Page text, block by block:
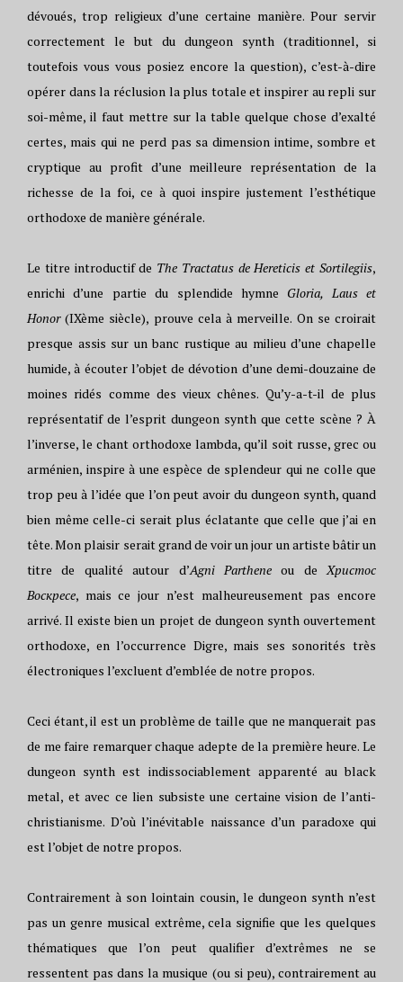
dévoués, trop religieux d’une certaine manière. Pour servir
correctement le but du dungeon synth (traditionnel, si
toutefois vous vous posiez encore la question), c’est-à-dire
opérer dans la réclusion la plus totale et inspirer au repli sur
soi-même, il faut mettre sur la table quelque chose d’exalté
certes, mais qui ne perd pas sa dimension intime, sombre et
cryptique au profit d’une meilleure représentation de la
richesse de la foi, ce à quoi inspire justement l’esthétique
orthodoxe de manière générale.
Le titre introductif de The Tractatus de Hereticis et Sortilegiis,
enrichi d’une partie du splendide hymne Gloria, Laus et
Honor(IXème siècle), prouve cela à merveille. On se croirait
presque assis sur un banc rustique au milieu d’une chapelle
humide, à écouter l’objet de dévotion d’une demi-douzaine de
moines ridés comme des vieux chênes. Qu’y-a-t-il de plus
représentatif de l’esprit dungeon synth que cette scène ? À
l’inverse, le chant orthodoxe lambda, qu’il soit russe, grec ou
arménien, inspire à une espèce de splendeur qui ne colle que
trop peu à l’idée que l’on peut avoir du dungeon synth, quand
bien même celle-ci serait plus éclatante que celle que j’ai en
tête. Mon plaisir serait grand de voir un jour un artiste bâtir un
titre de qualité autour d’Agni Partheneou deХристос
Воскресе, mais ce jour n’est malheureusement pas encore
arrivé. Il existe bien un projet de dungeon synth ouvertement
orthodoxe, en l’occurrence Digre, mais ses sonorités très
électroniques l’excluent d’emblée de notre propos.
Ceci étant, il est un problème de taille que ne manquerait pas
de me faire remarquer chaque adepte de la première heure. Le
dungeon synth est indissociablement apparenté au black
metal, et avec ce lien subsiste une certaine vision de l’anti-
christianisme. D’où l’inévitable naissance d’un paradoxe qui
est l’objet de notre propos.
Contrairement à son lointain cousin, le dungeon synth n’est
pas un genre musical extrême, cela signifie que les quelques
thématiques que l’on peut qualifier d’extrêmes ne se
ressentent pas dans la musique (ou si peu), contrairement au